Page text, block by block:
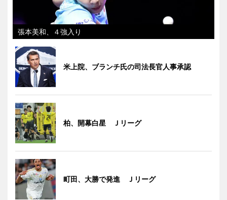
張本美和、４強入り
米上院、ブランチ氏の司法長官人事承認
柏、開幕白星 Ｊリーグ
町田、大勝で発進 Ｊリーグ